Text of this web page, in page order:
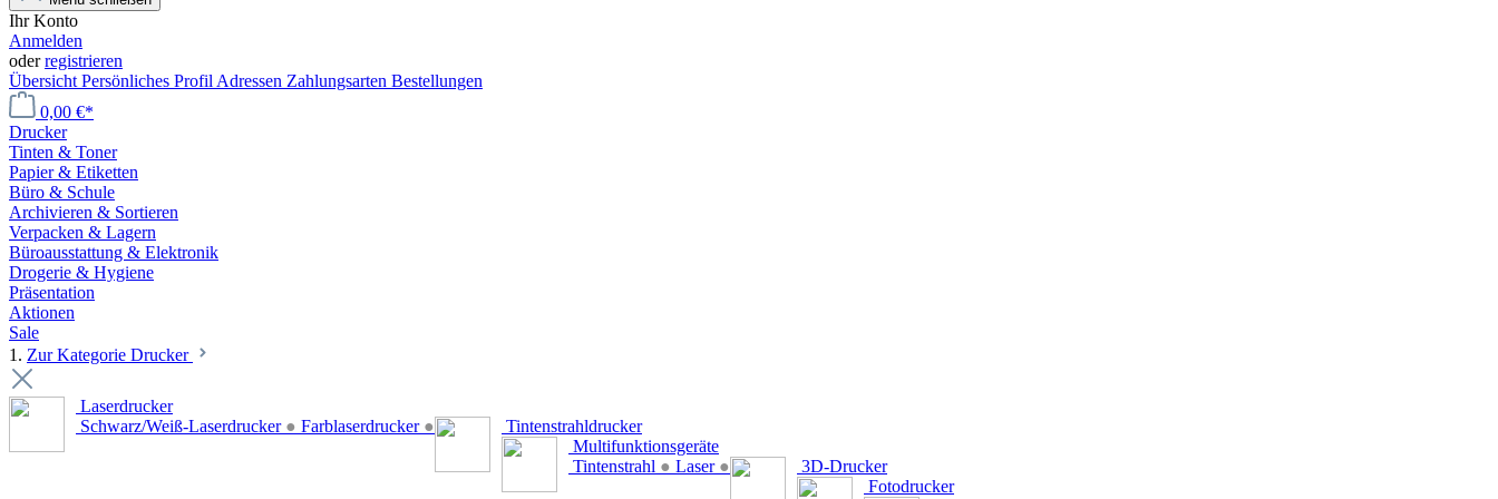
Ihr Konto
Anmelden
oderregistrieren
Übersicht Persönliches Profil Adressen Zahlungsarten Bestellungen
0,00 €*
Drucker
Tinten & Toner
Papier & Etiketten
Büro & Schule
Archivieren & Sortieren
Verpacken & Lagern
Büroausstattung & Elektronik
Drogerie & Hygiene
Präsentation
Aktionen
Sale
1. Zur Kategorie Drucker
Laserdrucker
Schwarz/Weiß-Laserdrucker ● Farblaserdrucker ●
Tintenstrahldrucker
Multifunktionsgeräte
Tintenstrahl ● Laser ●
3D-Drucker
Fotodrucker